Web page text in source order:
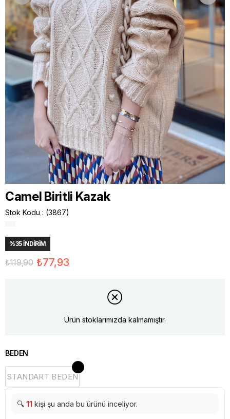
Camel Biritli Kazak
Stok Kodu (3867)
%35İNDIRIM
₺119,90 ₺77,93
Ürün stoklarımızda kalmamıştır.
BEDEN
STANDART BEDEN
🔍 11 kişi şu anda bu ürünü inceliyor.